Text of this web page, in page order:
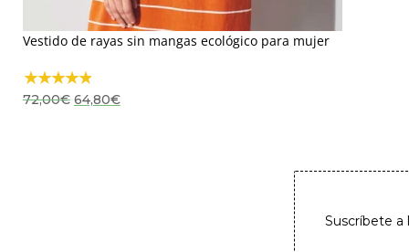
Vestido de rayas sin mangas ecológico para mujer
72,00€ El
precio
64,80€El
precio
Suscríbete a